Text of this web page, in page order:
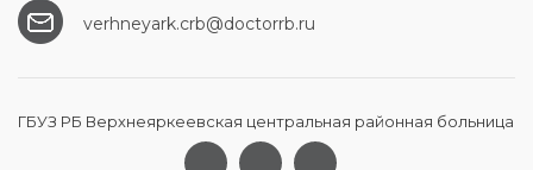
verhneyark.crb@doctorrb.ru
ГБУЗ РБ Верхнеяркеевская центральная районная больница